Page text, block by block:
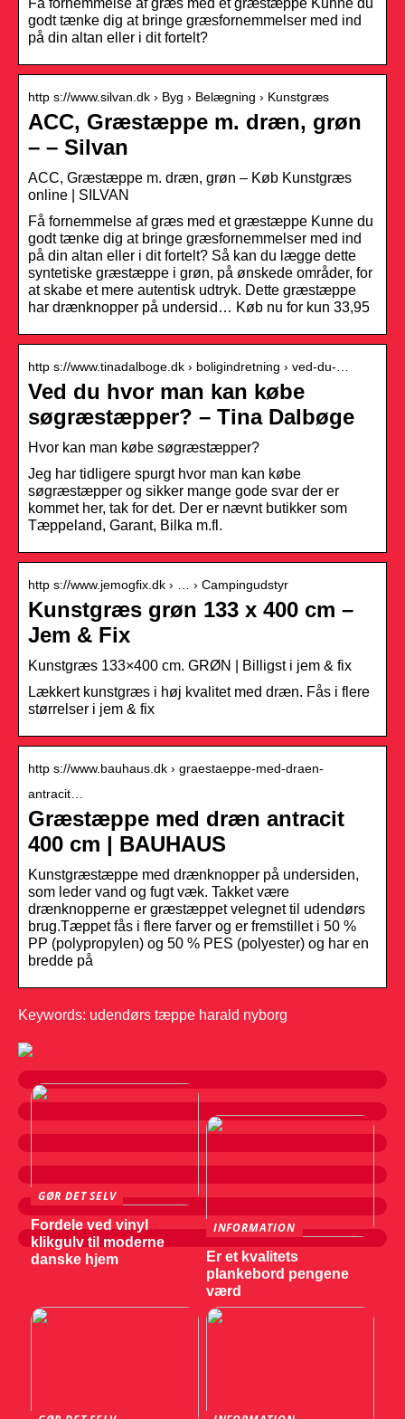
godt tænke dig at bringe græsfornemmelser med ind
på din altan eller i dit fortelt?
http s://www.silvan.dk › Byg › Belægning › Kunstgræs
ACC, Græstæppe m. dræn, grøn
– – Silvan
ACC, Græstæppe m. dræn, grøn – Køb Kunstgræs
online | SILVAN
Få fornemmelse af græs med et græstæppe Kunne du
godt tænke dig at bringe græsfornemmelser med ind
på din altan eller i dit fortelt? Så kan du lægge dette
syntetiske græstæppe i grøn, på ønskede områder, for
at skabe et mere autentisk udtryk. Dette græstæppe
har drænknopper på undersid… Køb nu for kun 33,95
http s://www.tinadalboge.dk › boligindretning › ved-du-…
Ved du hvor man kan købe
søgræstæpper? – Tina Dalbøge
Hvor kan man købe søgræstæpper?
Jeg har tidligere spurgt hvor man kan købe
søgræstæpper og sikker mange gode svar der er
kommet her, tak for det. Der er nævnt butikker som
Tæppeland, Garant, Bilka m.fl.
http s://www.jemogfix.dk › … › Campingudstyr
Kunstgræs grøn 133 x 400 cm –
Jem & Fix
Kunstgræs 133×400 cm. GRØN | Billigst i jem & fix
Lækkert kunstgræs i høj kvalitet med dræn. Fås i flere
størrelser i jem & fix
http s://www.bauhaus.dk › graestaeppe-med-draen-
antracit…
Græstæppe med dræn antracit
400 cm | BAUHAUS
Kunstgræstæppe med drænknopper på undersiden,
som leder vand og fugt væk. Takket være
drænknopperne er græstæppet velegnet til udendørs
brug.Tæppet fås i flere farver og er fremstillet i 50 %
PP (polypropylen) og 50 % PES (polyester) og har en
bredde på
Keywords: udendørs tæppe harald nyborg
GØR DET SELV
Fordele ved vinyl
klikgulv til moderne
danske hjem
INFORMATION
Er et kvalitets
plankebord pengene
værd